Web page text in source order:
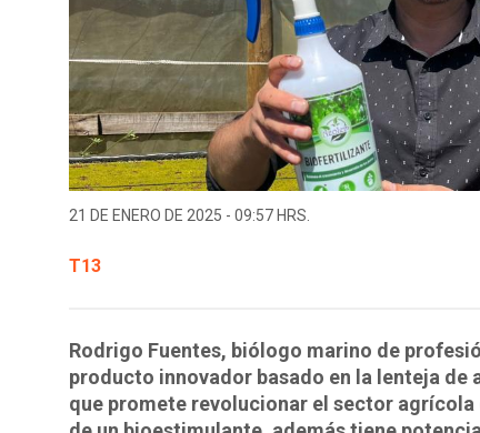
21 DE ENERO DE 2025 - 09:57 HRS.
T13
Rodrigo Fuentes, biólogo marino de
producto innovador basado en la lenteja de
que promete revolucionar el sector